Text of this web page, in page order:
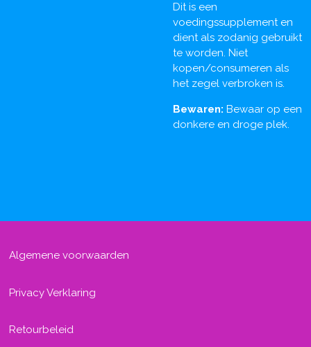
Dit is een
voedingssupplement en
dient als zodanig gebruikt
te worden. Niet
kopen/consumeren als
het zegel verbroken is.
Bewaren: Bewaar op een
donkere en droge plek.
Algemene voorwaarden
Privacy Verklaring
Retourbeleid